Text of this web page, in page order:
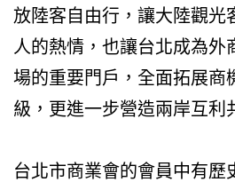
放陸客自由行，讓大陸觀光
人的熱情，也讓台北成為外
場的重要門戶，全面拓展商
級，更進一步營造兩岸互利
台北市商業會的會員中有歷